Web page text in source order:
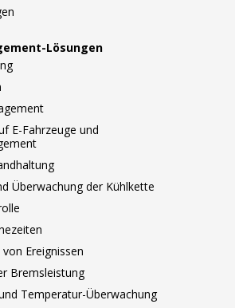
Lösungen
E-Fahrzeuge und
Überwachung der Kühlkette
Ereignissen
Bremsleistung
Temperatur-Überwachung